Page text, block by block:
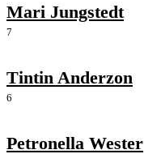
Mari Jungstedt
7
Tintin Anderzon
6
Petronella Wester